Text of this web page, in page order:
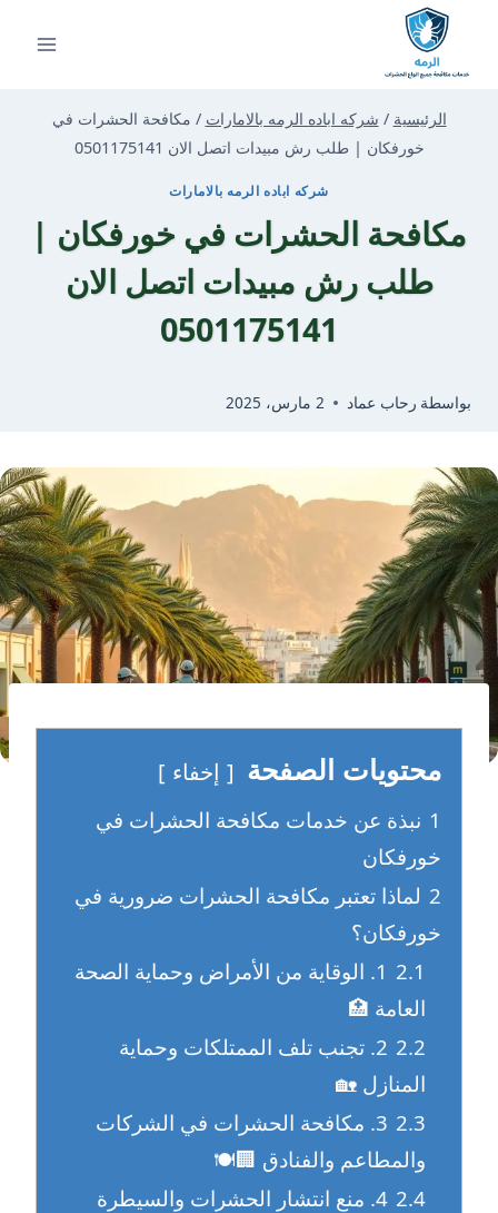
التجاوز
المحتوى
الرئيسية / شركه اباده الرمه بالامارات / مكافحة الحشرات في
خورفكان | طلب رش مبيدات اتصل الان 0501175141
شركه اباده الرمه بالامارات
مكافحة الحشرات في خورفكان |
طلب رش مبيدات اتصل الان
0501175141
بواسطة رحاب عماد 2 مارس، 2025
محتويات الصفحة إخفاء
1 نبذة عن خدمات مكافحة الحشرات في
خورفكان
2 لماذا تعتبر مكافحة الحشرات ضرورية في
خورفكان؟
2.1
1. الوقاية من الأمراض وحماية الصحة
العامة 🏥
2.2
2. تجنب تلف الممتلكات وحماية
المنازل 🏡
2.3
3. مكافحة الحشرات في الشركات
والمطاعم والفنادق 🏢🍽️
2.4
4. منع انتشار الحشرات والسيطرة